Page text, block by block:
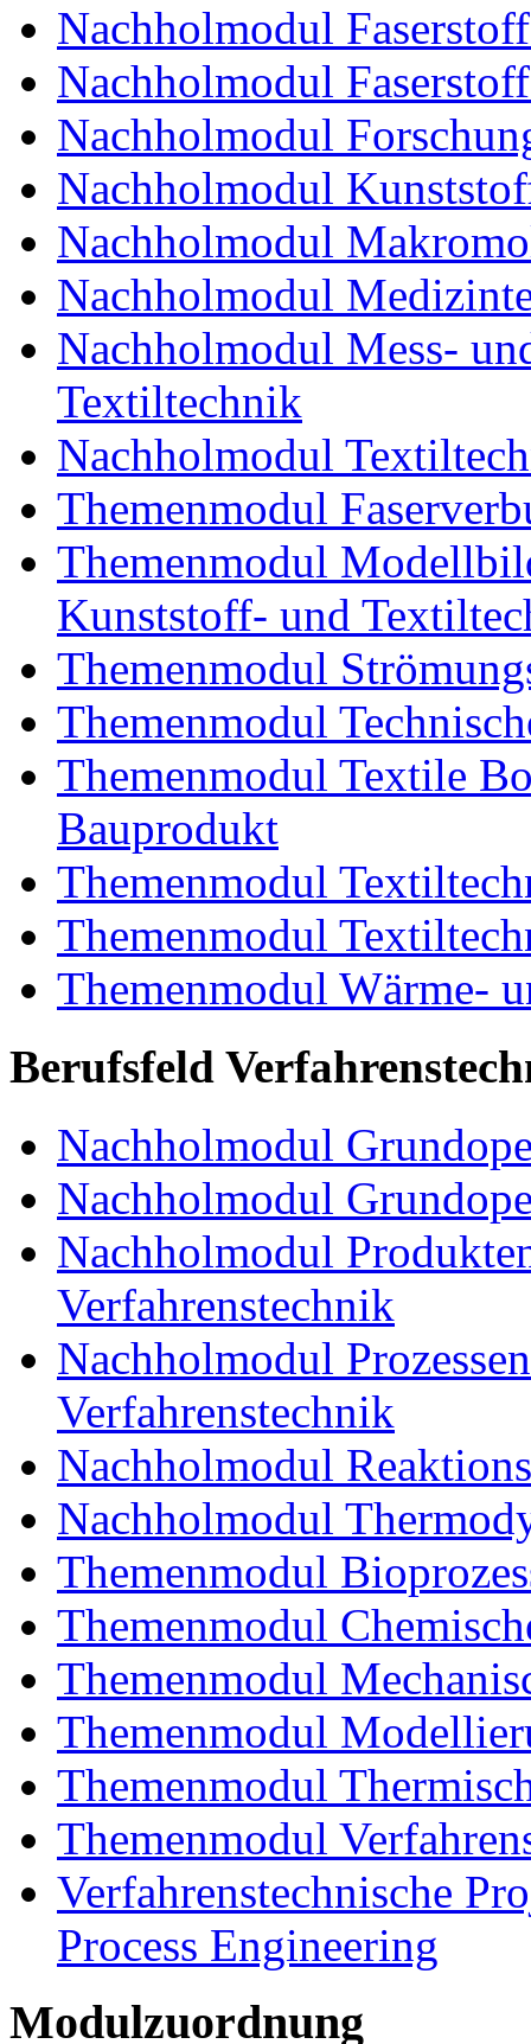
Nachholmodul
Nachholmodul
Nachholmodul
Nachholmodul
Nachholmodul
Nachholmodul
Nachholmodul Mess-
Textiltechnik
Nachholmodul
Themenmodul
Themenmodul
Kunststoff- und
Themenmodul
Themenmodul
Themenmodul Textile
Bauprodukt
Themenmodul
Themenmodul
Themenmodul Wärme-
Berufsfeld
Nachholmodul
Nachholmodul
Nachholmodul
Verfahrenstechnik
Nachholmodul
Verfahrenstechnik
Nachholmodul
Nachholmodul
Themenmodul
Themenmodul
Themenmodul
Themenmodul
Themenmodul
Themenmodul
Verfahrenstechnische
Process Engineering
Modulzuordnung